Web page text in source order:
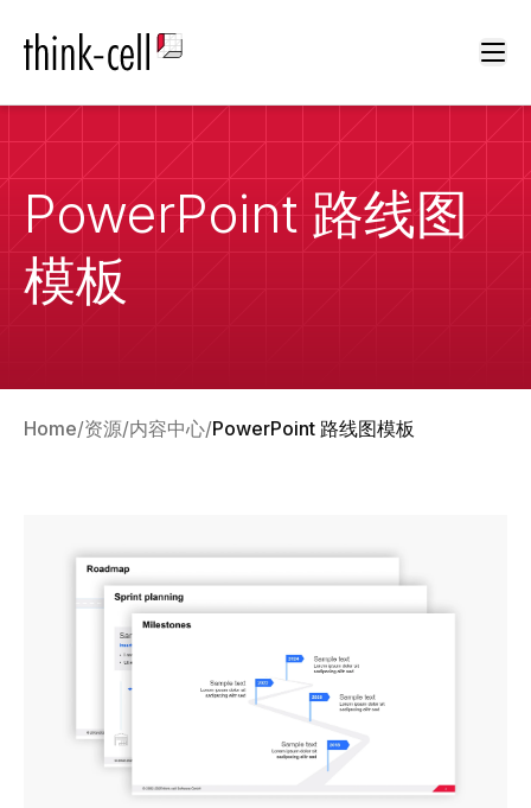
PowerPoint 路线图
模板
Home 资源 内容中心 PowerPoint 路线图模板